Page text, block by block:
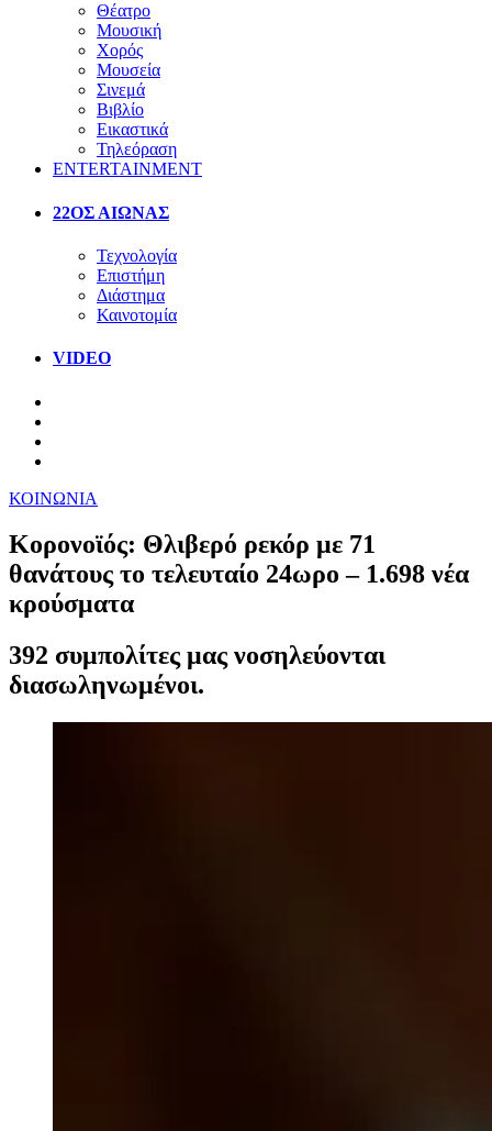
Θέατρο
Μουσική
Χορός
Μουσεία
Σινεμά
Βιβλίο
Εικαστικά
Τηλεόραση
ENTERTAINMENT
22ΟΣ ΑΙΩΝΑΣ
Τεχνολογία
Επιστήμη
Διάστημα
Καινοτομία
VIDEO
ΚΟΙΝΩΝΙΑ
Κορονοϊός: Θλιβερό ρεκόρ με 71
θανάτους το τελευταίο 24ωρο – 1.698 νέα
κρούσματα
392 συμπολίτες μας νοσηλεύονται
διασωληνωμένοι.